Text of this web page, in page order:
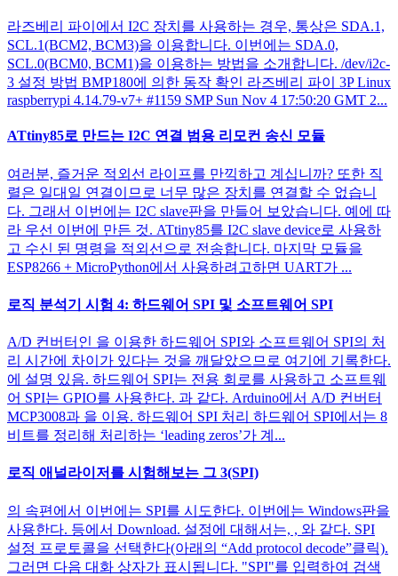
라즈베리 파이에서 I2C 장치를 사용하는 경우, 통상은 SDA.1,
SCL.1(BCM2, BCM3)을 이용합니다. 이번에는 SDA.0,
SCL.0(BCM0, BCM1)을 이용하는 방법을 소개합니다. /dev/i2c-
3 설정 방법 BMP180에 의한 동작 확인 라즈베리 파이 3P Linux
raspberrypi 4.14.79-v7+ #1159 SMP Sun Nov 4 17:50:20 GMT 2...
ATtiny85로 만드는 I2C 연결 범용 리모컨 송신 모듈
여러분, 즐거운 적외선 라이프를 만끽하고 계십니까? 또한 직
렬은 일대일 연결이므로 너무 많은 장치를 연결할 수 없습니
다. 그래서 이번에는 I2C slave판을 만들어 보았습니다. 예에 따
라 우선 이번에 만든 것. ATtiny85를 I2C slave device로 사용하
고 수신 된 명령을 적외선으로 전송합니다. 마지막 모듈을
ESP8266 + MicroPython에서 사용하려고하면 UART가 ...
로직 분석기 시험 4: 하드웨어 SPI 및 소프트웨어 SPI
A/D 컨버터인 을 이용한 하드웨어 SPI와 소프트웨어 SPI의 처
리 시간에 차이가 있다는 것을 깨달았으므로 여기에 기록한다.
에 설명 있음. 하드웨어 SPI는 전용 회로를 사용하고 소프트웨
어 SPI는 GPIO를 사용한다. 과 같다. Arduino에서 A/D 컨버터
MCP3008과 을 이용. 하드웨어 SPI 처리 하드웨어 SPI에서는 8
비트를 정리해 처리하는 ‘leading zeros’가 계...
로직 애널라이저를 시험해보는 그 3(SPI)
의 속편에서 이번에는 SPI를 시도한다. 이번에는 Windows판을
사용한다. 등에서 Download. 설정에 대해서는, , 와 같다. SPI
설정 프로토콜을 선택한다(아래의 “Add protocol decode”클릭).
그러면 다음 대화 상자가 표시됩니다. "SPI"를 입력하여 검색